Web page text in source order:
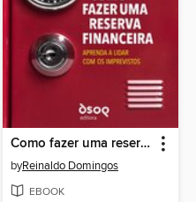
Como fazer uma reserva financeira
byReinaldo Domingos
EBOOK